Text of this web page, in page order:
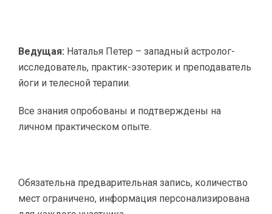
Ведущая: Наталья Петер – западный астролог-
исследователь, практик-эзотерик и преподаватель
йоги и телесной терапии.
Все знания опробованы и подтверждены на
личном практическом опыте.
Обязательна предварительная запись, количество
мест ограничено, информация персонализирована